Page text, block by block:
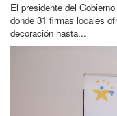
publicación:
El presidente del
donde 31 firmas locales
decoración hasta...